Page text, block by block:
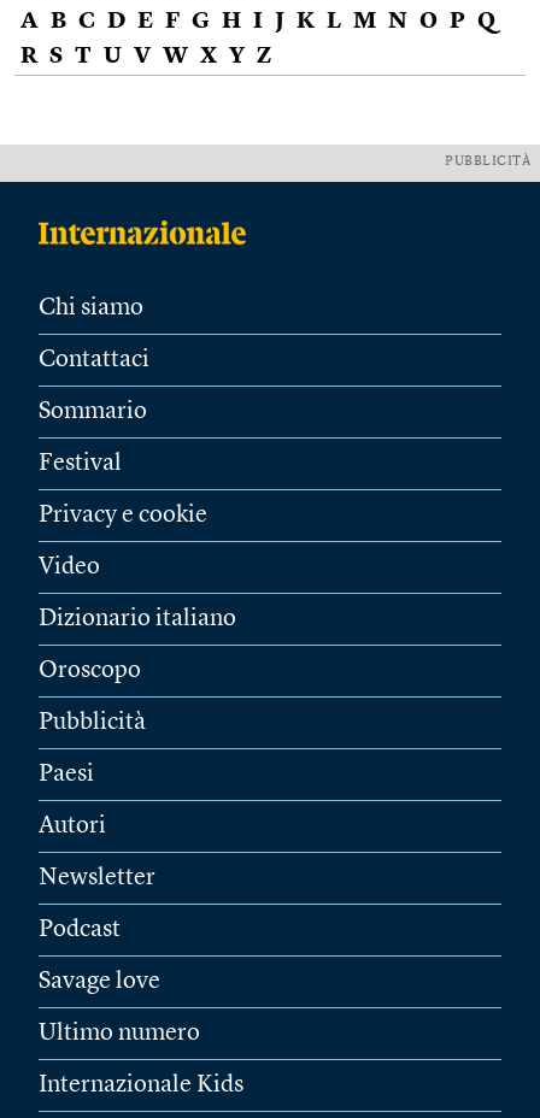
A B C D E F G H I J K L M N O P Q
R S T U V W X Y Z
PUBBLICITÀ
Chi siamo
Contattaci
Sommario
Festival
Privacy e cookie
Video
Dizionario italiano
Oroscopo
Pubblicità
Paesi
Autori
Newsletter
Podcast
Savage love
Ultimo numero
Internazionale Kids